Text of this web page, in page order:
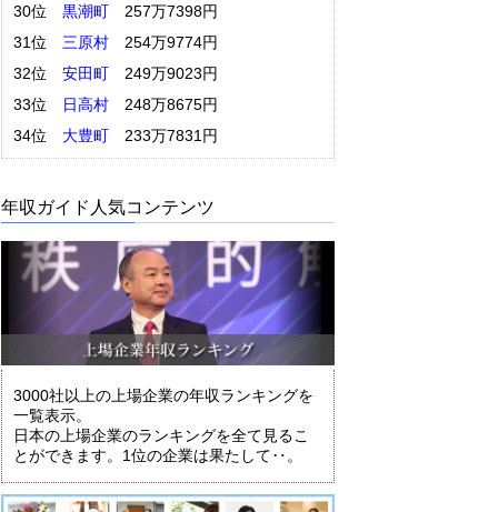
30位
黒潮町 257万7398円
31位
三原村 254万9774円
32位
安田町 249万9023円
33位
日高村 248万8675円
34位
大豊町 233万7831円
年収ガイド人気コンテンツ
3000社以上の上場企業の年収ランキングを
一覧表示。
日本の上場企業のランキングを全て見るこ
とができます。1位の企業は果たして‥。